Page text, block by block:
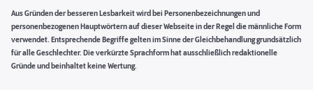
Aus Gründen der besseren Lesbarkeit wird bei Personenbezeichnungen und
personenbezogenen Hauptwörtern auf dieser Webseite in der Regel die männliche Form
verwendet. Entsprechende Begriffe gelten im Sinne der Gleichbehandlung grundsätzlich
für alle Geschlechter. Die verkürzte Sprachform hat ausschließlich redaktionelle
Gründe und beinhaltet keine Wertung.